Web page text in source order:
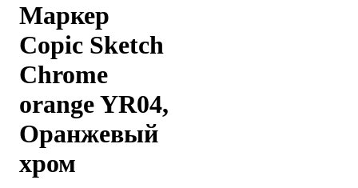
Маркер
Copic Sketch
Chrome
orange YR04,
Оранжевый
хром